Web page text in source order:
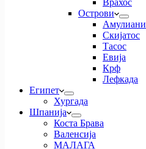
Врахос
Острови
Амулиани
Скијатос
Тасос
Евија
Крф
Лефкада
Египет
Хургада
Шпанија
Коста Брава
Валенсија
МАЛАГА